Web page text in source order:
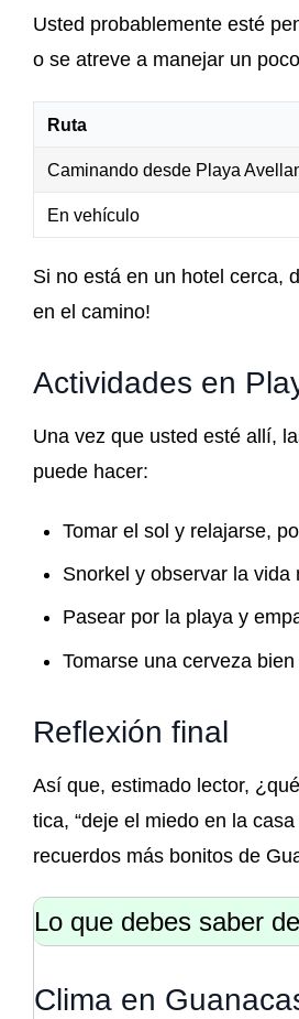
Usted probablemente esté
o se atreve a manejar un
Ruta
Caminando desde Playa
En vehículo
Si no está en un hotel cerca,
en el camino!
Actividades en
Una vez que usted esté allí,
puede hacer:
Tomar el sol y relajarse,
Snorkel y observar la
Pasear por la playa y
Tomarse una cerveza
Reflexión final
Así que, estimado lector,
tica, “deje el miedo en la
recuerdos más bonitos de
Lo que debes saber
Clima en